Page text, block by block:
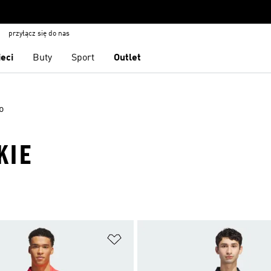
przyłącz się do nas
Buty Sport Outlet